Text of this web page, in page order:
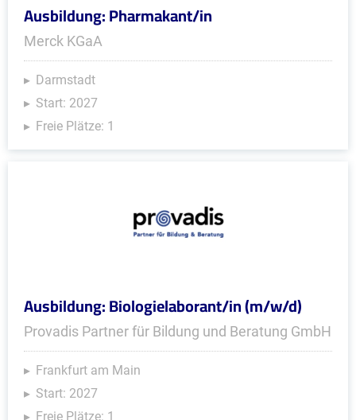
Ausbildung: Pharmakant/in
Merck KGaA
Darmstadt
Start: 2027
Freie Plätze: 1
Ausbildung: Biologielaborant/in (m/w/d)
Provadis Partner für Bildung und Beratung GmbH
Frankfurt am Main
Start: 2027
Freie Plätze: 1